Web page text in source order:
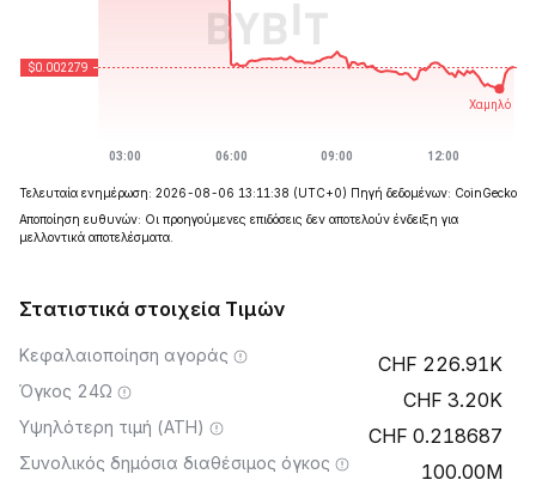
Τελευταία ενημέρωση: 2026-08-06 13:11:38 (UTC+0) Πηγή δεδομένων: CoinGecko
Αποποίηση ευθυνών: Οι προηγούμενες επιδόσεις δεν αποτελούν ένδειξη για
μελλοντικά αποτελέσματα.
Στατιστικά στοιχεία Τιμών
Κεφαλαιοποίηση αγοράς 226.91K
Όγκος 24Ω 3.20K
Υψηλότερη τιμή (ATH) 0.218687
Συνολικός δημόσια διαθέσιμος όγκος 100.00M